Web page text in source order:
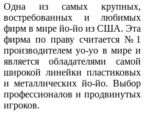
Одна из самых крупных,
востребованных и любимых
фирм в мире йо-йо из США. Эта
фирма по праву считается №1
производителем yo-yo в мире и
является обладателями самой
широкой линейки пластиковых
и металлических йо-йо. Выбор
профессионалов и продвинутых
игроков.